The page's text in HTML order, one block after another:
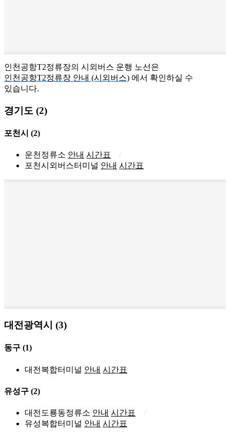
인천공항T2정류장의 시외버스 운행 노선은
인천공항T2정류장 안내 (시외버스) 에서 확인하실 수
있습니다.
경기도 (2)
포천시 (2)
운천정류소 안내 시간표
포천시외버스터미널 안내 시간표
대전광역시 (3)
동구 (1)
대전복합터미널 안내 시간표
유성구 (2)
대전도룡동정류소 안내 시간표
유성복합터미널 안내 시간표